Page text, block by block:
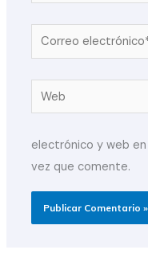
Correo
electrónico*
Web
electrónico y web
vez que comente.